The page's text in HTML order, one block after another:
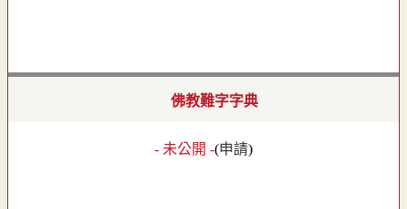
佛教難字字典
- 未公開 -(申請)